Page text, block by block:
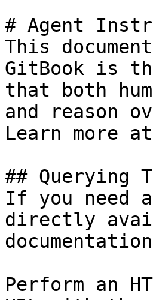
# Agent
This
GitBook is
that both
and reason
Learn more
## Querying
If you need
directly
Perform an